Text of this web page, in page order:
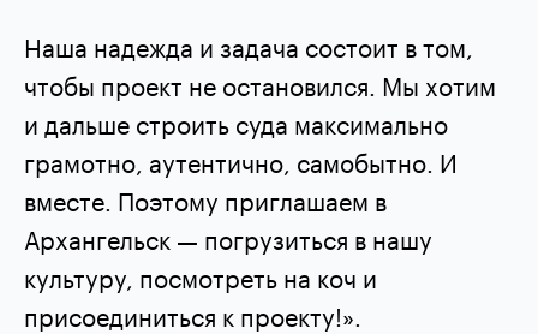
Наша надежда и задача состоит в том,
чтобы проект не остановился. Мы хотим
и дальше строить суда максимально
грамотно, аутентично, самобытно. И
вместе. Поэтому приглашаем в
Архангельск — погрузиться в нашу
культуру, посмотреть на коч и
присоединиться к проекту!».